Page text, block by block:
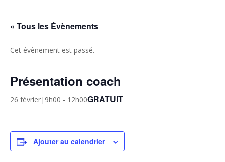
« Tous les Évènements
Cet évènement est passé.
Présentation coach
26 février|9h00 - 12h00GRATUIT
Ajouter au calendrier